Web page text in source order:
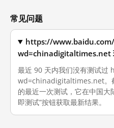
常见问题
https://
wd=chinadigitaltimes.net
最近 90 天内我们没有测试
wd=chinadigitaltimes.net。
的最近一次测试，它在中国大
即测试”按钮获取最新结果。